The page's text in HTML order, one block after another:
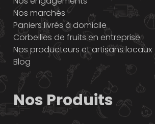
Nos marchés
Paniers livrés à domicile
Corbeilles de fruits en entreprise
Nos producteurs et artisans locaux
Blog
Nos Produits